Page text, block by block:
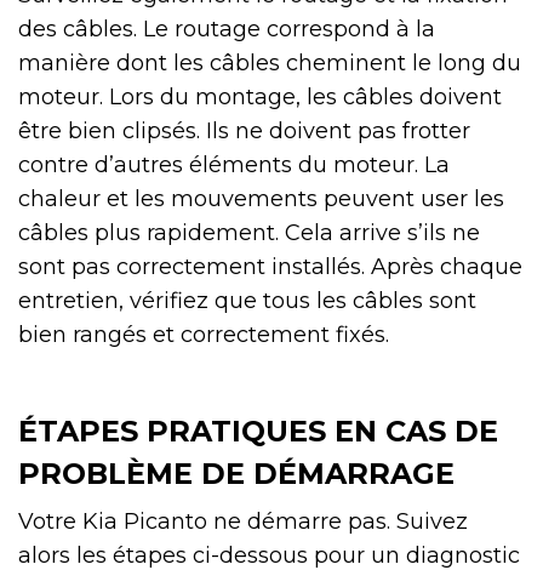
des câbles. Le routage correspond à la
manière dont les câbles cheminent le long du
moteur. Lors du montage, les câbles doivent
être bien clipsés. Ils ne doivent pas frotter
contre d’autres éléments du moteur. La
chaleur et les mouvements peuvent user les
câbles plus rapidement. Cela arrive s’ils ne
sont pas correctement installés. Après chaque
entretien, vérifiez que tous les câbles sont
bien rangés et correctement fixés.
ÉTAPES PRATIQUES EN CAS DE
PROBLÈME DE DÉMARRAGE
Votre Kia Picanto ne démarre pas. Suivez
alors les étapes ci-dessous pour un diagnostic